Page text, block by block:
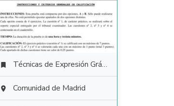
 Técnicas de Expresión Gráfico Plástica
 Comunidad de Madrid